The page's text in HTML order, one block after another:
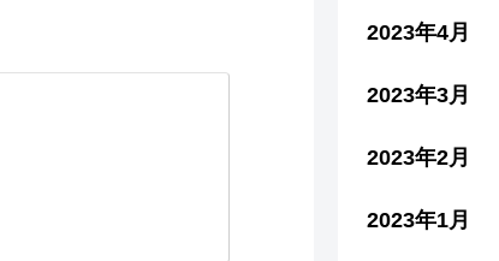
2023年4月
2023年3月
2023年2月
2023年1月